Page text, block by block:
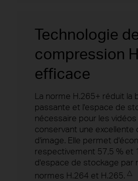
Technologie
compression
efficace
La norme H.265+ réduit la
passante et l'espace de
nécessaire pour les
conservant une excellente
d'image. Elle permet
respectivement 57,5 ​​​​% et
d'espace de stockage par
normes H.264 et H.265. △